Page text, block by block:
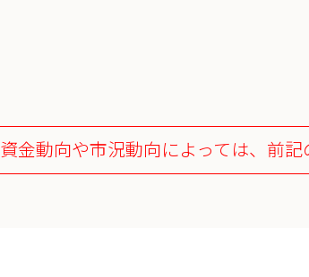
資金動向や市況動向によっては、前